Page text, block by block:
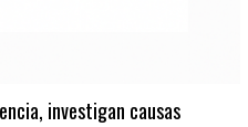
investigan causas